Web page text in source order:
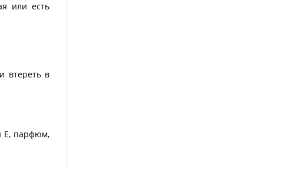
или есть
втереть в
Е, парфюм,